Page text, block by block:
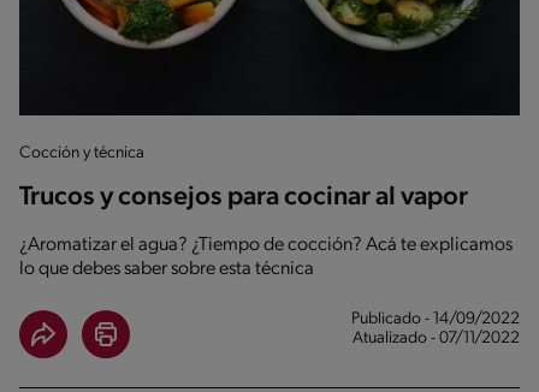
Cocción y técnica
Trucos y consejos para cocinar al vapor
¿Aromatizar el agua? ¿Tiempo de cocción? Acá te explicamos
lo que debes saber sobre esta técnica
Publicado - 14/09/2022
Atualizado - 07/11/2022